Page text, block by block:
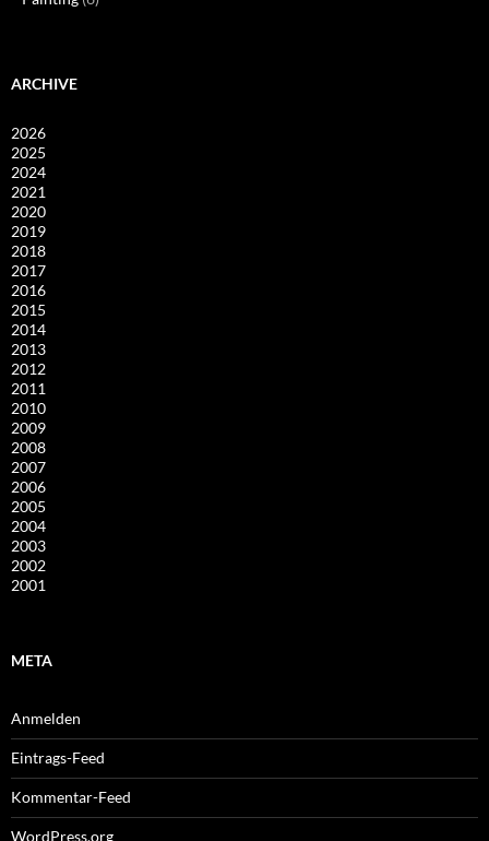
ARCHIVE
2026
2025
2024
2021
2020
2019
2018
2017
2016
2015
2014
2013
2012
2011
2010
2009
2008
2007
2006
2005
2004
2003
2002
2001
META
Anmelden
Eintrags-Feed
Kommentar-Feed
WordPress.org